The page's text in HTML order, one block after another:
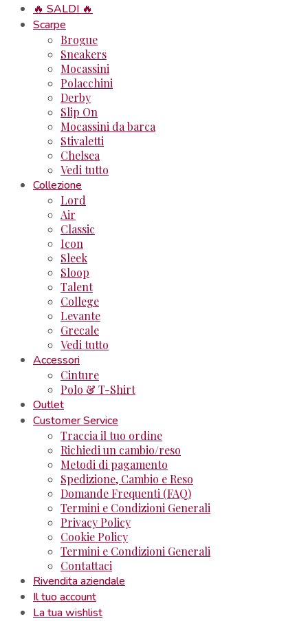
🔥 SALDI 🔥
Scarpe
Brogue
Sneakers
Mocassini
Polacchini
Derby
Slip On
Mocassini da barca
Stivaletti
Chelsea
Vedi tutto
Collezione
Lord
Air
Classic
Icon
Sleek
Sloop
Talent
College
Levante
Grecale
Vedi tutto
Accessori
Cinture
Polo & T-Shirt
Outlet
Customer Service
Traccia il tuo ordine
Richiedi un cambio/reso
Metodi di pagamento
Spedizione, Cambio e Reso
Domande Frequenti (FAQ)
Termini e Condizioni Generali
Privacy Policy
Cookie Policy
Termini e Condizioni Generali
Contattaci
Rivendita aziendale
Il tuo account
La tua wishlist